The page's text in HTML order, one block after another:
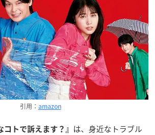
引用： amazon
コトで訴えます？』 は、身近なトラブル